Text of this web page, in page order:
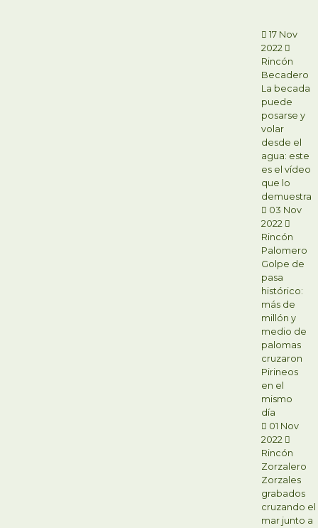
17 Nov
2022
Rincón
Becadero
La becada
puede
posarse y
volar
desde el
agua: este
es el vídeo
que lo
demuestra
03 Nov
2022
Rincón
Palomero
Golpe de
pasa
histórico:
más de
millón y
medio de
palomas
cruzaron
Pirineos
en el
mismo
día
01 Nov
2022
Rincón
Zorzalero
Zorzales
grabados
cruzando el
mar junto a